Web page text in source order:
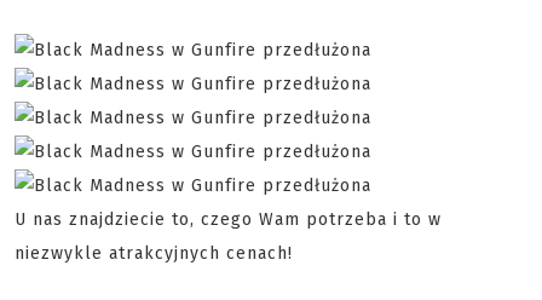
U nas znajdziecie to, czego Wam potrzeba i to w
niezwykle atrakcyjnych cenach!